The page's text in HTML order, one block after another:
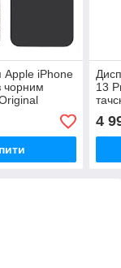
Apple iPhone
чорним
13
4